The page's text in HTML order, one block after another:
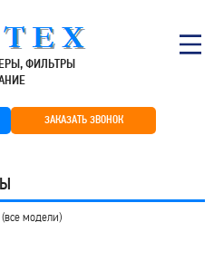
ФИЛЬТРЫ
ЗАКАЗАТЬ ЗВОНОК
модели)